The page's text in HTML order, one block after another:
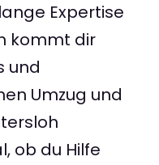
Expertise
kommt dir
und
Umzug und
ob du Hilfe